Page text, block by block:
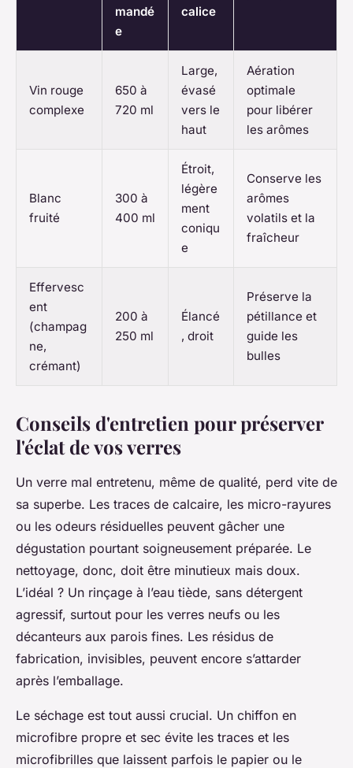
mandé
e
calice
Vin rouge
complexe
650 à
720 ml
Large,
évasé
vers le
haut
Aération
optimale
pour libérer
les arômes
Blanc
fruité
300 à
400 ml
Étroit,
légère
ment
coniqu
e
Conserve les
arômes
volatils et la
fraîcheur
Effervesc
ent
(champag
ne,
crémant)
200 à
250 ml
Élancé
, droit
Préserve la
pétillance et
guide les
bulles
Conseils d'entretien pour préserver
l'éclat de vos verres
Un verre mal entretenu, même de qualité, perd vite de
sa superbe. Les traces de calcaire, les micro-rayures
ou les odeurs résiduelles peuvent gâcher une
dégustation pourtant soigneusement préparée. Le
nettoyage, donc, doit être minutieux mais doux.
L’idéal ? Un rinçage à l’eau tiède, sans détergent
agressif, surtout pour les verres neufs ou les
décanteurs aux parois fines. Les résidus de
fabrication, invisibles, peuvent encore s’attarder
après l’emballage.
Le séchage est tout aussi crucial. Un chiffon en
microfibre propre et sec évite les traces et les
microfibrilles que laissent parfois le papier ou le